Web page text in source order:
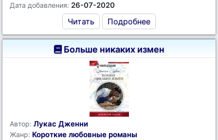
Дата добавления: 26-07-2020
Читать Подробнее
Больше никаких измен
Автор: Лукас Дженни
Жанр: Короткие любовные романы